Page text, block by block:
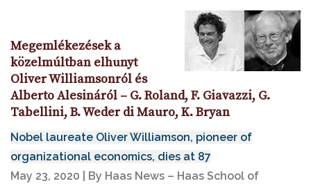
Megemlékezések a
közelmúltban elhunyt
Oliver Williamsonról és
Alberto Alesináról – G. Roland, F. Giavazzi, G.
Tabellini, B. Weder di Mauro, K. Bryan
Nobel laureate Oliver Williamson, pioneer of
organizational economics, dies at 87
May 23, 2020 | By Haas News – Haas School of